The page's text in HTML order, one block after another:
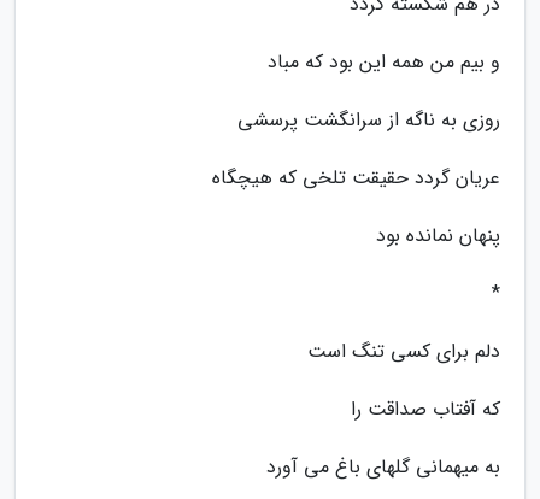
و بیم من همه این بود که مباد
روزی به ناگه از سرانگشت پرسشی
عریان گردد حقیقت تلخی که هیچگاه
پنهان نمانده بود
*
دلم برای کسی تنگ است
که آفتاب صداقت را
به میهمانی گلهای باغ می آورد